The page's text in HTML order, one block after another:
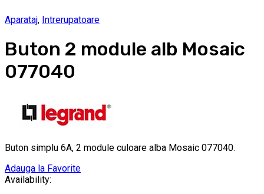
Aparataj, Intrerupatoare
Buton 2 module alb Mosaic
077040
Buton simplu 6A, 2 module culoare alba Mosaic 077040.
Adauga la Favorite
Availability: